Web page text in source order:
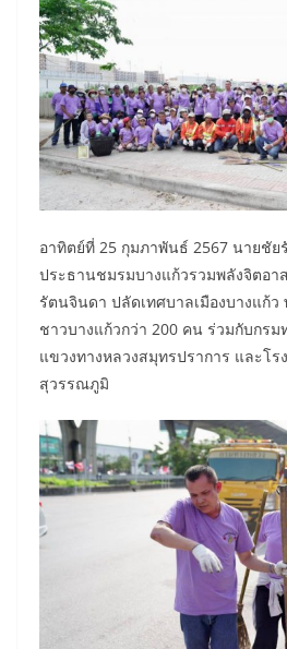
อาทิตย์ที่ 25 กุมภาพันธ์ 2567 นายชั
ประธานชมรมบางแก้วรวมพลังจิตอา
รัตนจินดา ปลัดเทศบาลเมืองบางแก้
ชาวบางแก้วกว่า 200 คน ร่วมกับกร
แขวงทางหลวงสมุทรปราการ และโ
สุวรรณภูมิ